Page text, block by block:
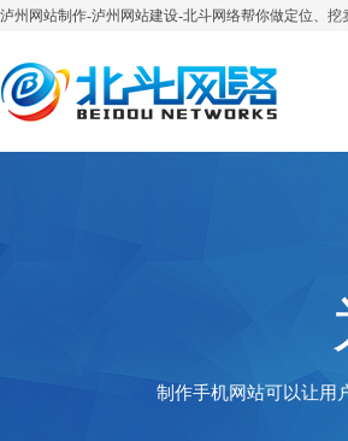
泸州网站制作-泸州网站建设-北斗网络帮你做定位、
制作手机网站可以让用